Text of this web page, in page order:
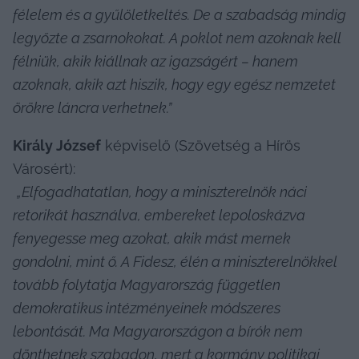
félelem és a gyűlöletkeltés. De a szabadság mindig
legyőzte a zsarnokokat. A poklot nem azoknak kell
félniük, akik kiállnak az igazságért – hanem
azoknak, akik azt hiszik, hogy egy egész nemzetet
örökre láncra verhetnek.”
Király József képviselő (Szövetség a Hírös
Városért):
„Elfogadhatatlan, hogy a miniszterelnök náci
retorikát használva, embereket lepoloskázva
fenyegesse meg azokat, akik mást mernek
gondolni, mint ő. A Fidesz, élén a miniszterelnökkel
tovább folytatja Magyarország független
demokratikus intézményeinek módszeres
lebontását. Ma Magyarországon a bírók nem
dönthetnek szabadon, mert a kormány politikai